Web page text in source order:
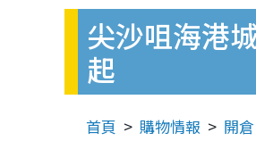
尖沙咀海港
起
首頁 購物情報 開倉